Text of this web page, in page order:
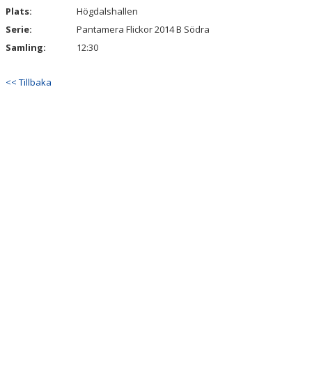
KONTAKT
Plats:
Högdalshallen
Serie:
Pantamera Flickor 2014 B Södra
Samling:
12:30
<< Tillbaka